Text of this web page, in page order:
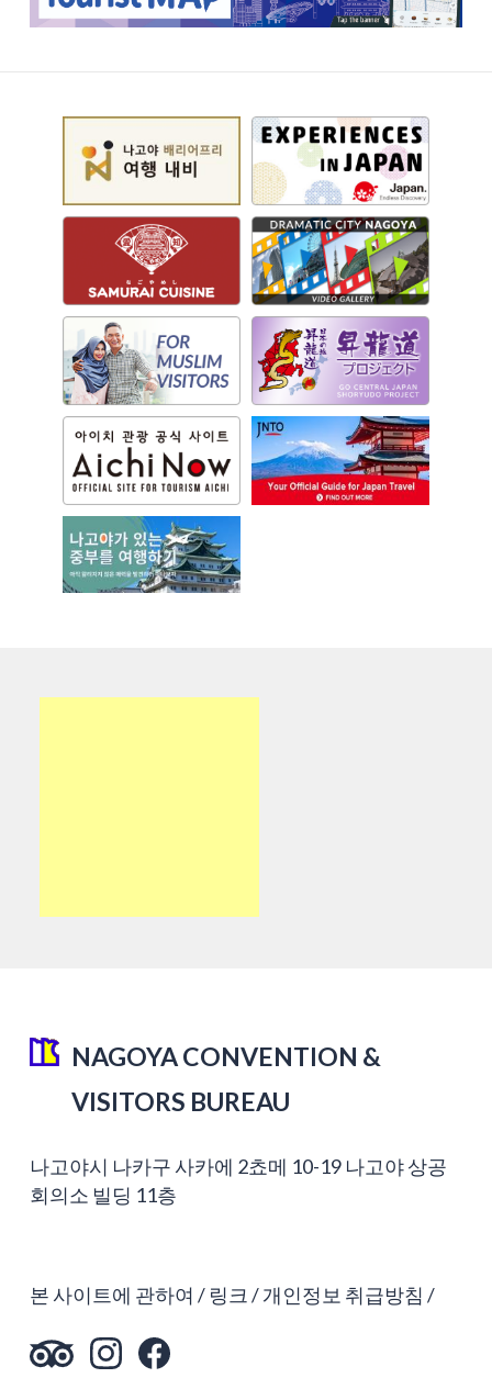
NAGOYA CONVENTION &
VISITORS BUREAU
나고야시 나카구 사카에 2쵸메 10-19 나고야 상공
회의소 빌딩 11층
본 사이트에 관하여 링크 개인정보 취급방침